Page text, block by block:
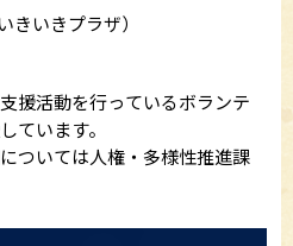
いきプラザ）
援活動を行っているボランテ
ています。
ついては人権・多様性推進課